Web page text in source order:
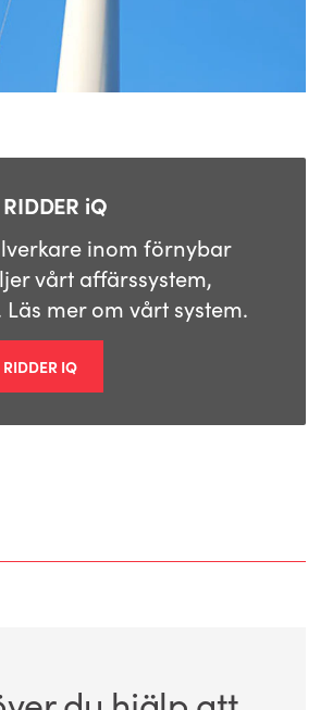
iQ
inom förnybar
vårt affärssystem,
Läs mer om vårt system.
IQ